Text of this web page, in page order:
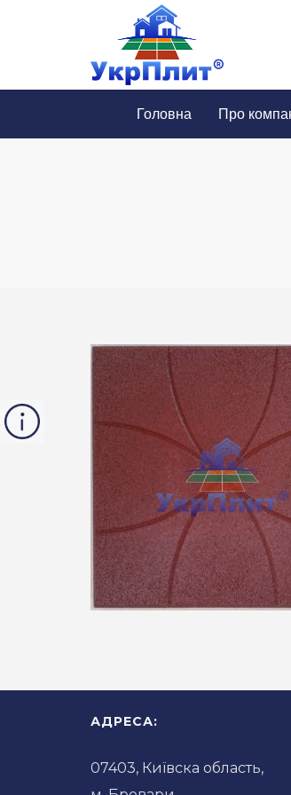
Головна Про
АДРЕСА:
07403, Київска область,